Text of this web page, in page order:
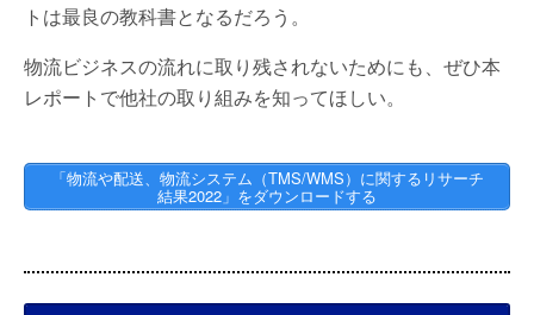
トは最良の教科書となるだろう。
物流ビジネスの流れに取り残されないためにも、ぜひ本
レポートで他社の取り組みを知ってほしい。
「物流や配送、物流システム（TMS/WMS）に関するリサーチ
結果2022」をダウンロードする